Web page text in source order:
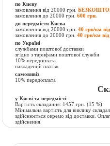
по Києву
замовлення від 20000 грн.
замовлення до 20000 грн.600 грн.
до передмістя Києва
замовлення від 20000 грн.40 грн/км
замовлення до 20000 грн.40 грн/км
по Україні
службами поштової доставки
згідно з тарифами поштової служби
10% передоплата
накладений платіж
самовивіз
10% передоплата
у Києві та передмісті
Вартість складання: 1457 грн. (15 %)
Мінімальна вартість для виклику
здійснюється окремо від доставки.
здійснення.